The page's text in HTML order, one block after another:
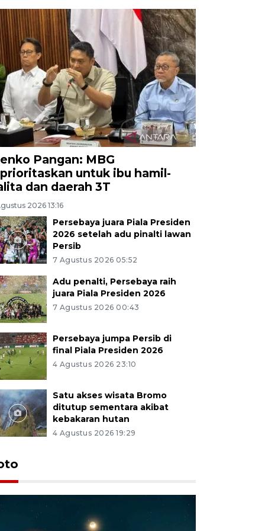
Pangan: MBG
untuk ibu hamil-
dan daerah 3T
2026 13:16
Persebaya juara Piala Presiden
2026 setelah adu pinalti lawan
Persib
7 Agustus 2026 05:52
Adu penalti, Persebaya raih
juara Piala Presiden 2026
7 Agustus 2026 00:43
Persebaya jumpa Persib di
final Piala Presiden 2026
4 Agustus 2026 23:10
Satu akses wisata Bromo
ditutup sementara akibat
kebakaran hutan
4 Agustus 2026 19:29